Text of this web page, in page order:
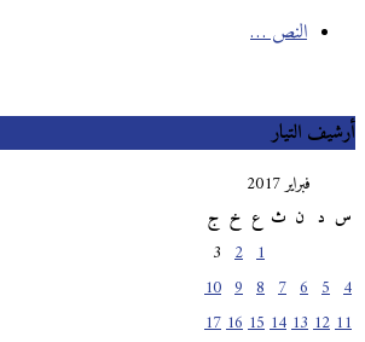
النص …
أرشيف التيار
فبراير 2017
س
ث خ ج
10
11
12
13
14
15
16
17